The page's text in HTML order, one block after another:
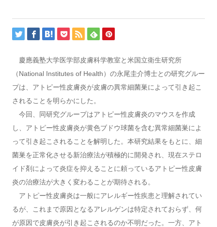
慶應義塾大学医学部皮膚科学教室と米国立衛生研究所
（National Institutes of Health）の永尾圭介博士との研究グルー
プは、アトピー性皮膚炎が皮膚の異常細菌巣によって引き起こ
されることを明らかにした。
今回、同研究グループはアトピー性皮膚炎のマウスを作成
し、アトピー性皮膚炎が黄色ブドウ球菌を含む異常細菌巣によ
って引き起こされることを解明した。本研究結果をもとに、細
菌巣を正常化させる新治療法が積極的に開発され、現在ステロ
イド剤によって炎症を抑えることに頼っているアトピー性皮膚
炎の治療法が大きく変わることが期待される。
アトピー性皮膚炎は一般にアレルギー性疾患と理解されてい
るが、これまで原因となるアレルゲンは特定されておらず、何
が原因で皮膚炎が引き起こされるのか不明だった。一方、アト